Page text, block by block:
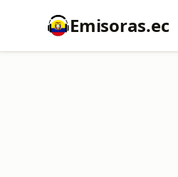
Emisoras.ec